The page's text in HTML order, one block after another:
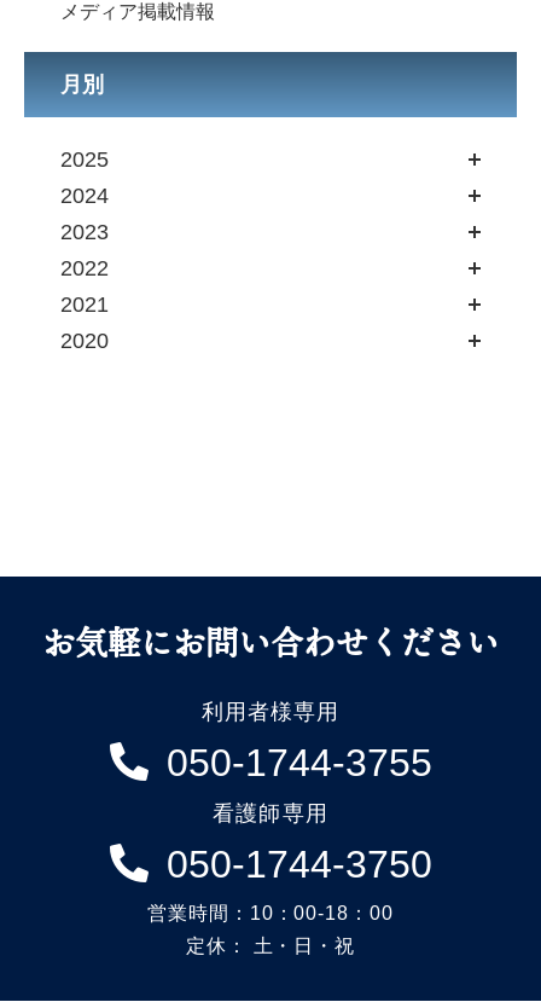
メディア掲載情報
月別
2025
2024
2023
2022
2021
2020
お気軽にお問い合わせください
利用者様専用
050-1744-3755
看護師専用
050-1744-3750
営業時間：10：00-18：00
定休： 土・日・祝